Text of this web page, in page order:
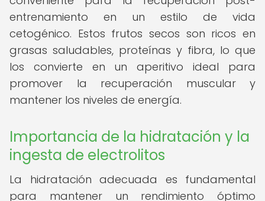
entrenamiento en un estilo de vida
cetogénico. Estos frutos secos son ricos en
grasas saludables, proteínas y fibra, lo que
los convierte en un aperitivo ideal para
promover la recuperación muscular y
mantener los niveles de energía.
Importancia de la hidratación y la
ingesta de electrolitos
La hidratación adecuada es fundamental
para mantener un rendimiento óptimo